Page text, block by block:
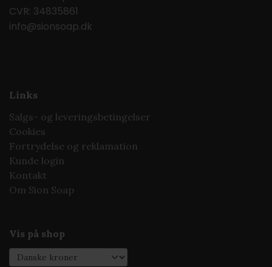
CVR: 34835861
info@sionsoap.dk
Links
Salgs- og leveringsbetingelser
Cookies
Fortrydelse og reklamation
Kunde login
Kontakt
Om Sion Soap
Vis på shop